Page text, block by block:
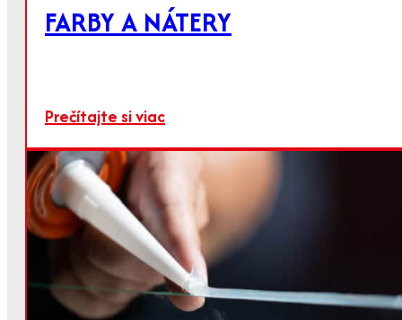
Prečítajte si viac
FARBY A NÁTERY
Prečítajte si viac